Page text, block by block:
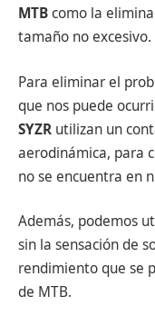
MTBcomo la
tamaño no excesivo.
Para eliminar el
que nos puede
SYZR utilizan un
aerodinámica, para
no se encuentra en
Además, podemos
sin la sensación de
rendimiento que se
de MTB.